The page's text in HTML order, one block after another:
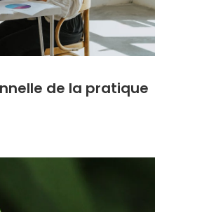
de la pratique